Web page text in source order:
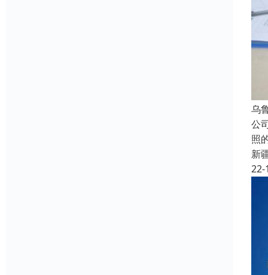
乌
公
照
新
22-